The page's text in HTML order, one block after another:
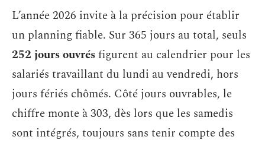
L’année 2026 invite à la précision pour établir
un planning fiable. Sur 365 jours au total, seuls
252 jours ouvrésfigurent au calendrier pour les
salariés travaillant du lundi au vendredi, hors
jours fériés chômés. Côté jours ouvrables, le
chiffre monte à 303, dès lors que les samedis
sont intégrés, toujours sans tenir compte des